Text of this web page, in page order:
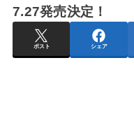
7.27発売決定！
ポスト シェア